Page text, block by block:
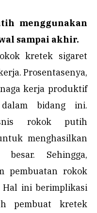
menggunakan
sampai akhir.
kretek sigaret
Prosentasenya,
kerja produktif
bidang ini.
rokok putih
menghasilkan
Sehingga,
pembuatan rokok
ini berimplikasi
pembuat kretek